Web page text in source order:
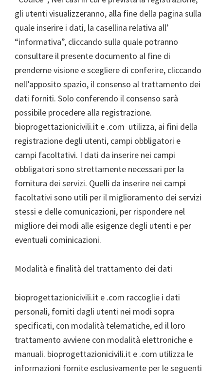
gli utenti visualizzeranno, alla fine della pagina sulla
quale inserire i dati, la casellina relativa all’
“informativa”, cliccando sulla quale potranno
consultare il presente documento al fine di
prenderne visione e scegliere di conferire, cliccando
nell’apposito spazio, il consenso al trattamento dei
dati forniti. Solo conferendo il consenso sarà
possibile procedere alla registrazione.
bioprogettazionicivili.it e .com utilizza, ai fini della
registrazione degli utenti, campi obbligatori e
campi facoltativi. I dati da inserire nei campi
obbligatori sono strettamente necessari per la
fornitura dei servizi. Quelli da inserire nei campi
facoltativi sono utili per il miglioramento dei servizi
stessi e delle comunicazioni, per rispondere nel
migliore dei modi alle esigenze degli utenti e per
eventuali cominicazioni.
Modalità e finalità del trattamento dei dati
bioprogettazionicivili.it e .com raccoglie i dati
personali, forniti dagli utenti nei modi sopra
specificati, con modalità telematiche, ed il loro
trattamento avviene con modalità elettroniche e
manuali. bioprogettazionicivili.it e .com utilizza le
informazioni fornite esclusivamente per le seguenti